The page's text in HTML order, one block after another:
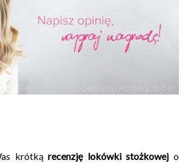
krótkąrecenzję lokówki stożkowej o